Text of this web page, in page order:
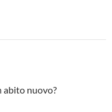
abito nuovo?